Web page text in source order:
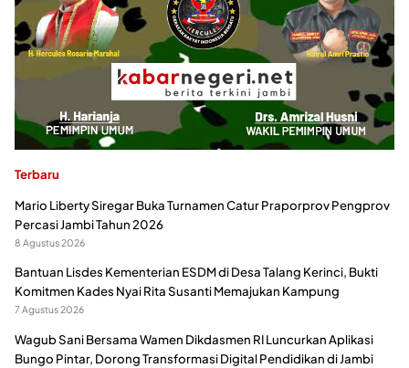
Terbaru
Mario Liberty Siregar Buka Turnamen Catur Praporprov Pengprov
Percasi Jambi Tahun 2026
8 Agustus 2026
Bantuan Lisdes Kementerian ESDM di Desa Talang Kerinci, Bukti
Komitmen Kades Nyai Rita Susanti Memajukan Kampung
7 Agustus 2026
Wagub Sani Bersama Wamen Dikdasmen RI Luncurkan Aplikasi
Bungo Pintar, Dorong Transformasi Digital Pendidikan di Jambi